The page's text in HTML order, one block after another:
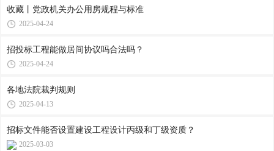
收藏丨党政机关办公用房规程与标准
2025-04-24
招投标工程能做居间协议吗合法吗？
2025-04-24
各地法院裁判规则
2025-04-13
招标文件能否设置建设工程设计丙级和丁级资质？
2025-03-03